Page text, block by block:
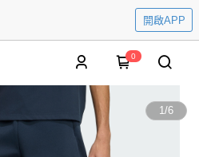
開啟APP
0
1/6